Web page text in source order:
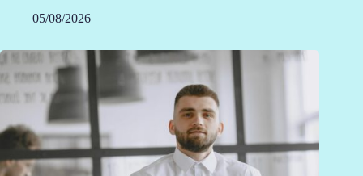
05/08/2026